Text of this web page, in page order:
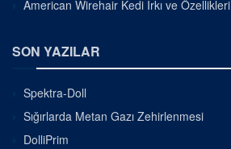
American Wirehair Kedi Irkı ve Özellikleri
SON YAZILAR
Spektra-Doll
Sığırlarda Metan Gazı Zehirlenmesi
DolliPrim